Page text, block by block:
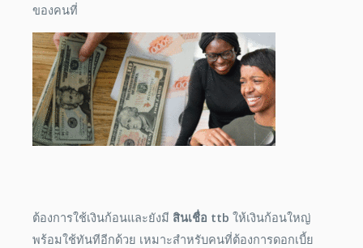
ของคนที่
ต้องการใช้เงินก้อนและยังมี สินเชื่อ ttb ให้เงินก้อนใหญ่
พร้อมใช้ทันทีอีกด้วย เหมาะสำหรับคนที่ต้องการดอกเบี้ย